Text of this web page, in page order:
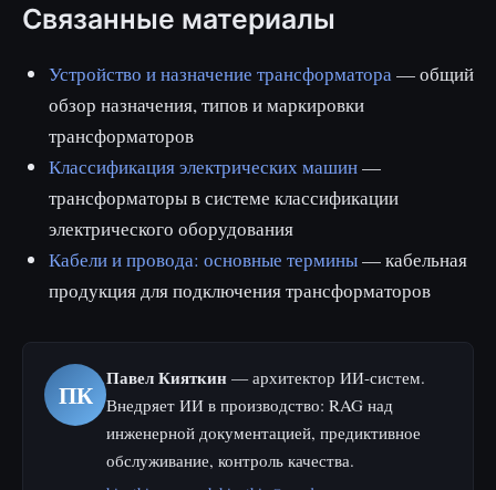
Связанные материалы
Устройство и назначение трансформатора— общий
обзор назначения, типов и маркировки
трансформаторов
Классификация электрических машин—
трансформаторы в системе классификации
электрического оборудования
Кабели и провода: основные термины— кабельная
продукция для подключения трансформаторов
ПК
Павел Кияткин — архитектор ИИ-систем.
Внедряет ИИ в производство: RAG над
инженерной документацией, предиктивное
обслуживание, контроль качества.